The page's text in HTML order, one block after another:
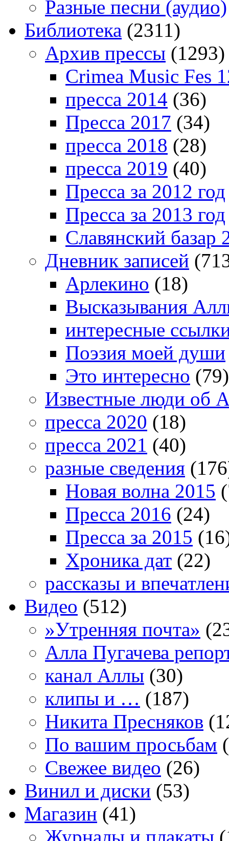
Разные песни (аудио)
Библиотека (2311)
Архив прессы (1293)
Crimea Music Fes
пресса 2014 (36)
Пресса 2017 (34)
пресса 2018 (28)
пресса 2019 (40)
Пресса за 2012 год
Пресса за 2013 год
Славянский базар
Дневник записей
Арлекино (18)
Высказывания
интересные
Поэзия моей души
Это интересно (79)
Известные люди об
пресса 2020 (18)
пресса 2021 (40)
разные сведения
Новая волна 2015
Пресса 2016 (24)
Пресса за 2015
Хроника дат (22)
рассказы и
Видео (512)
»Утренняя почта»
Алла Пугачева
канал Аллы (30)
клипы и … (187)
Никита Пресняков
По вашим просьбам
Свежее видео (26)
Винил и диски (53)
Магазин (41)
Журналы и плакаты